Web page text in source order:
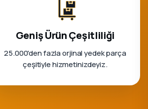
Geniş Ürün Çeşitliliği
25.000'den fazla orjinal yedek parça
çeşitiyle hizmetinizdeyiz.